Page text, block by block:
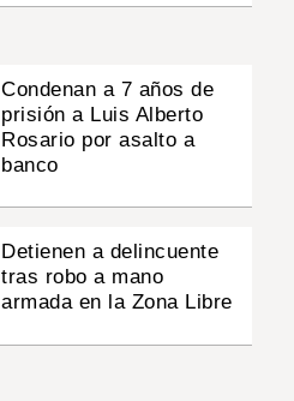
Condenan a 7 años de
prisión a Luis Alberto
Rosario por asalto a
banco
Detienen a delincuente
tras robo a mano
armada en la Zona Libre